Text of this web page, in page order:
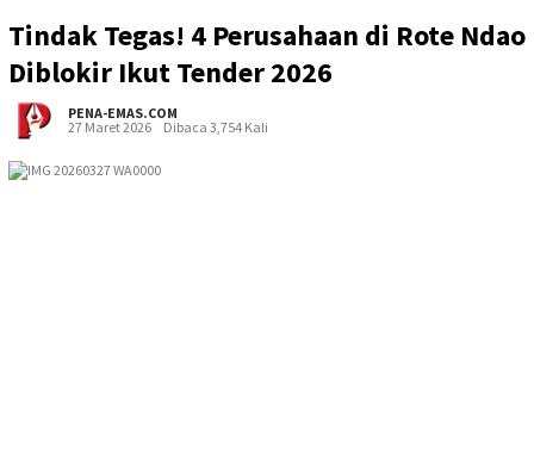
Tindak Tegas! 4 Perusahaan di Rote Ndao
Diblokir Ikut Tender 2026
PENA-EMAS.COM
27 Maret 2026
Dibaca 3,754 Kali